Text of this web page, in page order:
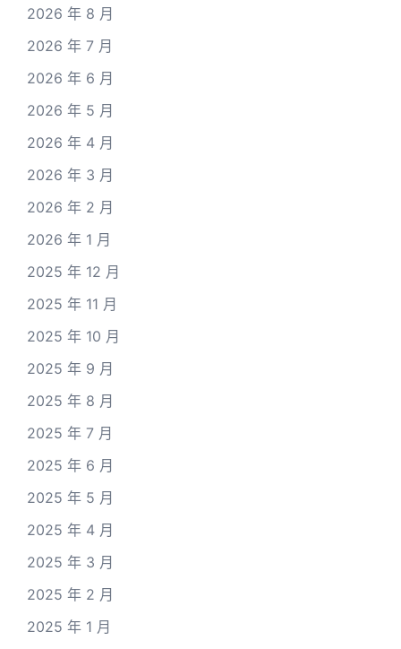
2026 年 8 月
2026 年 7 月
2026 年 6 月
2026 年 5 月
2026 年 4 月
2026 年 3 月
2026 年 2 月
2026 年 1 月
2025 年 12 月
2025 年 11 月
2025 年 10 月
2025 年 9 月
2025 年 8 月
2025 年 7 月
2025 年 6 月
2025 年 5 月
2025 年 4 月
2025 年 3 月
2025 年 2 月
2025 年 1 月